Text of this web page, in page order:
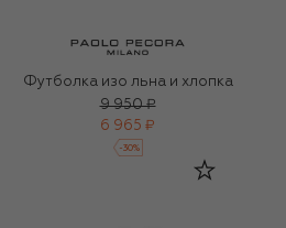
Футболка изо льна и хлопка
9 950 ₽
6 965 ₽
-30%